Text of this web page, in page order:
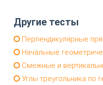
Другие тесты
Перпендикулярные
Начальные
Смежные и
Углы треугольника по